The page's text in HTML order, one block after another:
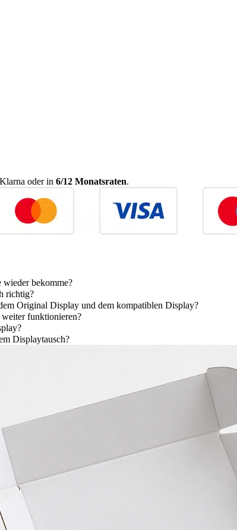
oder in 6/12 Monatsraten.
wieder bekomme?
richtig?
Original Display und dem kompatiblen Display?
funktionieren?
Displaytausch?